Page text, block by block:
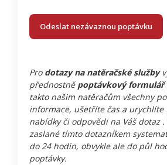
Odeslat nezávaznou poptávku
Pro dotazy na natěračské služby
přednostně poptávkový formulář
takto našim natěračům všechny
informace, ušetříte čas a urychlíte
nabídky či odpovědi na Váš dotaz
zaslané tímto dotazníkem
do 24 hodin, obvykle ale do půl
poptávky.